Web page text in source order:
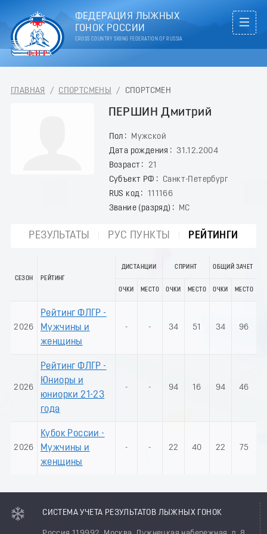
ФЕДЕРАЦИЯ ЛЫЖНЫХ
ГОНОК РОССИИ
CROSS COUNTRY SKIING FEDERATION OF RUSSIA
ГЛАВНАЯ / СПОРТСМЕНЫ / СПОРТСМЕН
ПЕРШИН Дмитрий
Пол
Мужской
Дата рождения
31.12.2004
Возраст
21
Субъект РФ
Санкт-Петербург
RUS код
111166
Звание (разряд)
МС
РЕЗУЛЬТАТЫ РУС ПУНКТЫ РЕЙТИНГИ
СЕЗОН РЕЙТИНГ
ДИСТАНЦИИ СПРИНТ ОБЩИЙ ЗАЧЕТ
ОЧКИ МЕСТО ОЧКИ МЕСТО ОЧКИ МЕСТО
2026
Рейтинг ФЛГР -
Мужчины и
женщины
- - 34 51 34 96
2026
Рейтинг ФЛГР -
Юниоры и
юниорки 21-23
года
- - 94 16 94 46
2026
Кубок России -
Мужчины и
женщины
- - 22 40 22 75
СИСТЕМА УЧЕТА РЕЗУЛЬТАТОВ ЛЫЖНЫХ ГОНОК